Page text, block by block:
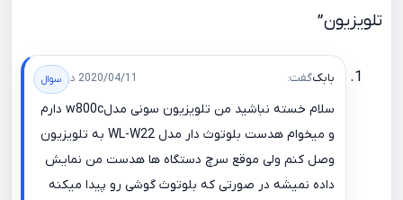
تلویزیون”
بابکگفت: 2020/04/11 در 05:33
سلام خسته نباشید من تلویزیون سونی مدلw800c دارم
و میخوام هدست بلوتوث دار مدل WL-W22 به تلویزیون
وصل کنم ولی موقع سرچ دستگاه ها هدست من نمایش
داده نمیشه در صورتی که بلوتوث گوشی رو پیدا میکنه